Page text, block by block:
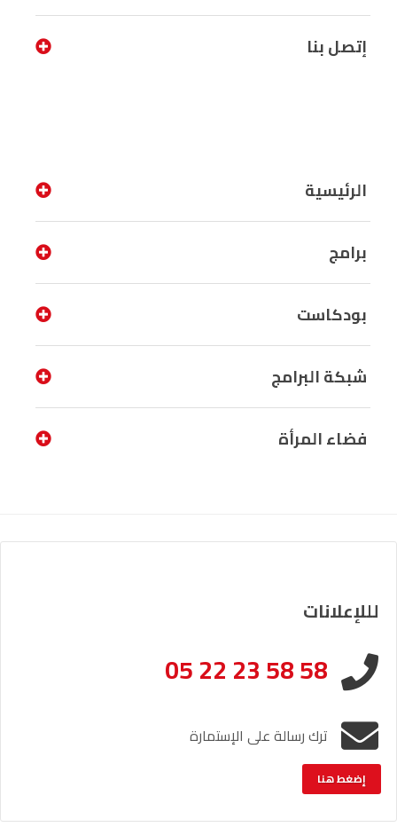
إتصل بنا
الرئيسية
برامج
بودكاست
شبكة البرامج
فضاء المرأة
لللإعلانات
05 22 23 58 58
ترك رسالة على الإستمارة
إضغط هنا